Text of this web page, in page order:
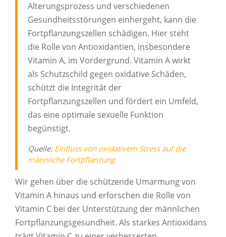
Alterungsprozess und verschiedenen
Gesundheitsstörungen einhergeht, kann die
Fortpflanzungszellen schädigen. Hier steht
die Rolle von Antioxidantien, insbesondere
Vitamin A, im Vordergrund. Vitamin A wirkt
als Schutzschild gegen oxidative Schäden,
schützt die Integrität der
Fortpflanzungszellen und fördert ein Umfeld,
das eine optimale sexuelle Funktion
begünstigt.
Quelle: Einfluss von oxidativem Stress auf die
männliche Fortpflanzung
Wir gehen über die schützende Umarmung von
Vitamin A hinaus und erforschen die Rolle von
Vitamin C bei der Unterstützung der männlichen
Fortpflanzungsgesundheit. Als starkes Antioxidans